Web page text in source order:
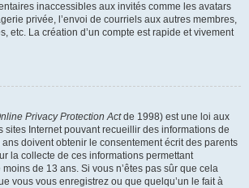
inaccessibles aux invités comme les avatars
privée, l’envoi de courriels aux autres membres,
etc. La création d’un compte est rapide et vivement
Privacy Protection Actde 1998) est une loi aux
sites Internet pouvant recueillir des informations de
doivent obtenir le consentement écrit des parents
la collecte de ces informations permettant
de 13 ans. Si vous n’êtes pas sûr que cela
vous vous enregistrez ou que quelqu’un le fait à